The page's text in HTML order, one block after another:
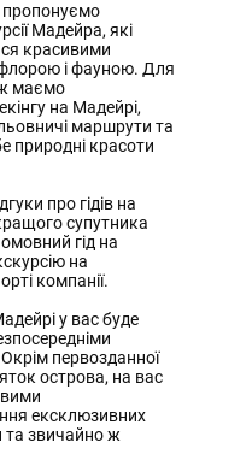
Мадейра, які
красивими
і фауною. Для
маємо
на Мадейрі,
маршрути та
природні красоти
про гідів на
супутника
гід на
на
компанії.
у вас буде
первозданної
острова, на вас
ексклюзивних
та звичайно ж